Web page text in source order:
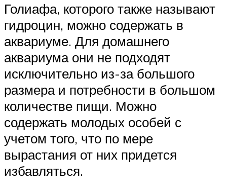
Голиафа, которого также называют
гидроцин, можно содержать в
аквариуме. Для домашнего
аквариума они не подходят
исключительно из-за большого
размера и потребности в большом
количестве пищи. Можно
содержать молодых особей с
учетом того, что по мере
вырастания от них придется
избавляться.